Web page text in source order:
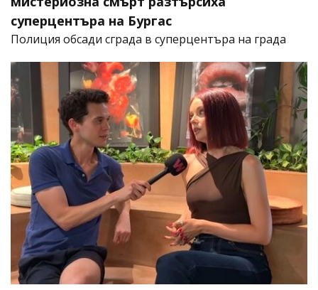
суперцентъра на Бургас
Полиция обсади сграда в суперцентъра на града